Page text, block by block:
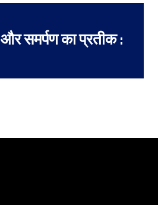
और समर्पण का प्रतीक :